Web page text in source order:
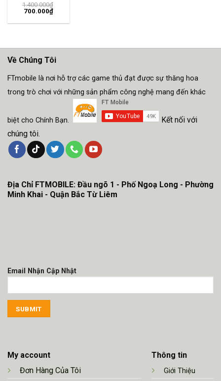
1.400.000₫
700.000₫
Về Chúng Tôi
FTmobile là nơi hỗ trợ các game thủ đạt được sự thăng hoa
trong trò chơi với những sản phẩm công nghệ mang đến khác
biệt cho Chính Bạn.
Kết nối với
chúng tôi.
My account
Đơn Hàng Của Tôi
Thông tin
Giới Thiệu
Địa Chỉ FTMOBILE: Đầu ngõ 1 - Phố Ngoạ Long - Phường
Minh Khai - Quận Bắc Từ Liêm
Email Nhận Cập Nhật